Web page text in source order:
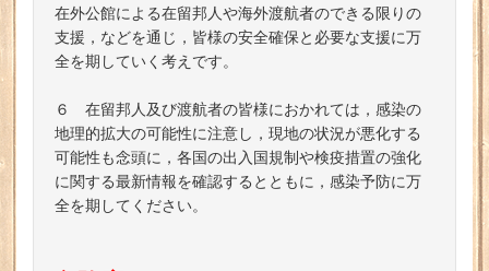
在外公館による在留邦人や海外渡航者のできる限りの
支援，などを通じ，皆様の安全確保と必要な支援に万
全を期していく考えです。
６ 在留邦人及び渡航者の皆様におかれては，感染の
地理的拡大の可能性に注意し，現地の状況が悪化する
可能性も念頭に，各国の出入国規制や検疫措置の強化
に関する最新情報を確認するとともに，感染予防に万
全を期してください。